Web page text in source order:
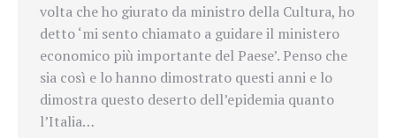
volta che ho giurato da ministro della Cultura, ho
detto ‘mi sento chiamato a guidare il ministero
economico più importante del Paese’. Penso che
sia così e lo hanno dimostrato questi anni e lo
dimostra questo deserto dell’epidemia quanto
l’Italia…